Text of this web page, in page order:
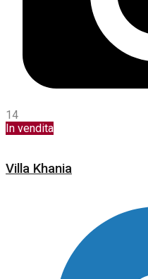
14
In vendita
Villa Khania